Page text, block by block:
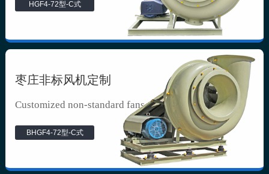
HGF4-72型-C式
枣庄非标风机定制
Customized non-standard fans
BHGF4-72型-C式